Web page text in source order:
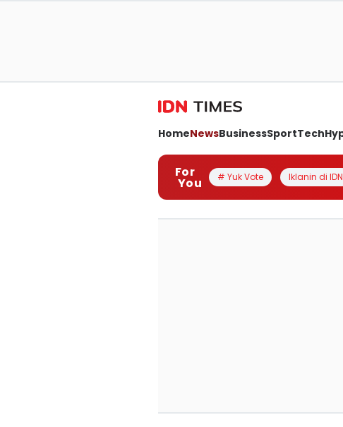
HomeNewsBusinessSportTech
For
You # Yuk Vote Iklanin di IDN